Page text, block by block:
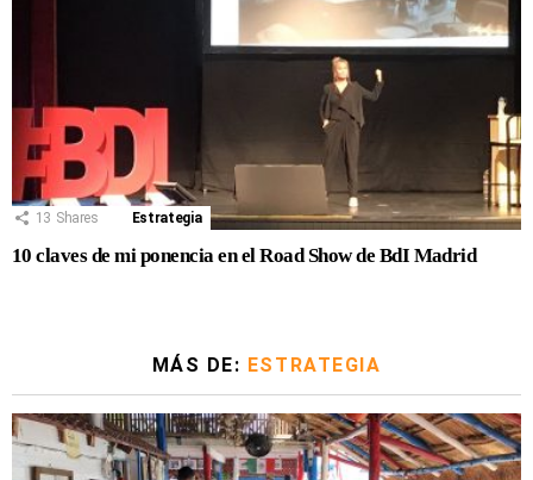
13 Shares Estrategia
10 claves de mi ponencia en el Road Show de BdI Madrid
MÁS DE: ESTRATEGIA